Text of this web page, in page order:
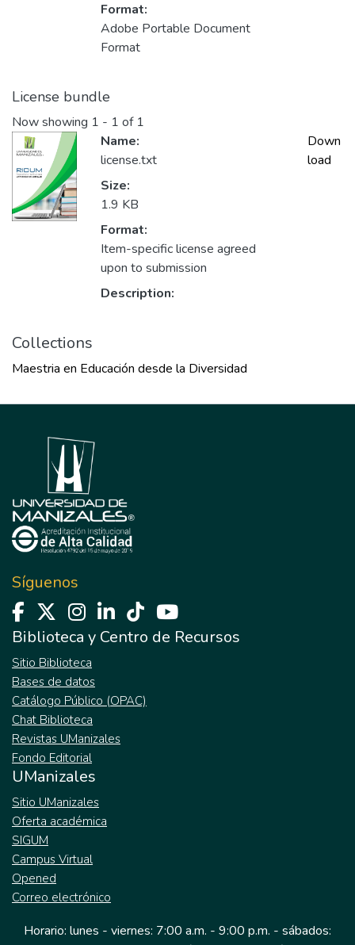
Format:
Adobe Portable Document
Format
License bundle
Now showing 1 - 1 of 1
Name:
license.txt
Size:
1.9 KB
Format:
Item-specific license agreed
upon to submission
Description:
Down
load
Collections
Maestria en Educación desde la Diversidad
Síguenos
Biblioteca y Centro de Recursos
Sitio Biblioteca
Bases de datos
Catálogo Público (OPAC)
Chat Biblioteca
Revistas UManizales
Fondo Editorial
UManizales
Sitio UManizales
Oferta académica
SIGUM
Campus Virtual
Opened
Correo electrónico
Horario: lunes - viernes: 7:00 a.m. - 9:00 p.m. - sábados: